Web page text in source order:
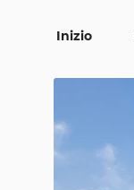
Inizio